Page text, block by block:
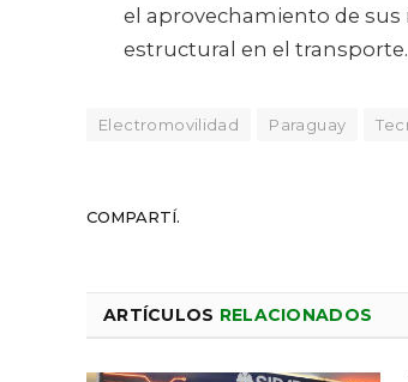
el aprovechamiento de
estructural en el transporte.
Electromovilidad Paraguay
COMPARTÍ.
ARTÍCULOS RELACIONADOS